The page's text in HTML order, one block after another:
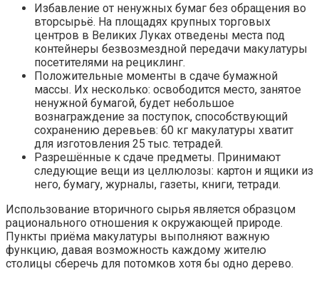
Избавление от ненужных бумаг без обращения во
вторсырьё. На площадях крупных торговых
центров в Великих Луках отведены места под
контейнеры безвозмездной передачи макулатуры
посетителями на рециклинг.
Положительные моменты в сдаче бумажной
массы. Их несколько: освободится место, занятое
ненужной бумагой, будет небольшое
вознаграждение за поступок, способствующий
сохранению деревьев: 60 кг макулатуры хватит
для изготовления 25 тыс. тетрадей.
Разрешённые к сдаче предметы. Принимают
следующие вещи из целлюлозы: картон и ящики из
него, бумагу, журналы, газеты, книги, тетради.
Использование вторичного сырья является образцом
рационального отношения к окружающей природе.
Пункты приёма макулатуры выполняют важную
функцию, давая возможность каждому жителю
столицы сберечь для потомков хотя бы одно дерево.